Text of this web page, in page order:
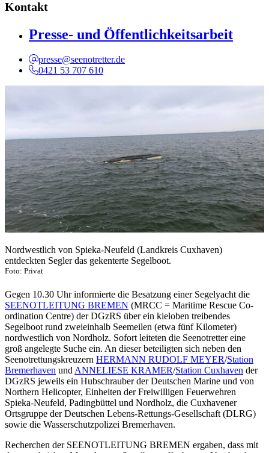
Kontakt
Presse- und Öffentlichkeitsarbeit
presse@seenotretter.de
0421 53 707 610
Nordwestlich von Spieka-Neufeld (Landkreis Cuxhaven)
entdeckten Segler das gekenterte Segelboot.
Foto: Privat
Gegen 10.30 Uhr informierte die Besatzung einer Segelyacht die
SEENOTLEITUNG BREMEN (MRCC = Maritime Rescue Co-
ordination Centre) der DGzRS über ein kieloben treibendes
Segelboot rund zweieinhalb Seemeilen (etwa fünf Kilometer)
nordwestlich von Nordholz. Sofort leiteten die Seenotretter eine
groß angelegte Suche ein. An dieser beteiligten sich neben den
Seenotrettungskreuzern HERMANN RUDOLF MEYER/Station
Bremerhaven und ANNELIESE KRAMER/Station Cuxhaven der
DGzRS jeweils ein Hubschrauber der Deutschen Marine und von
Northern Helicopter, Einheiten der Freiwilligen Feuerwehren
Spieka-Neufeld, Padingbüttel und Nordholz, die Cuxhavener
Ortsgruppe der Deutschen Lebens-Rettungs-Gesellschaft (DLRG)
sowie die Wasserschutzpolizei Bremerhaven.
Recherchen der SEENOTLEITUNG BREMEN ergaben, dass mit